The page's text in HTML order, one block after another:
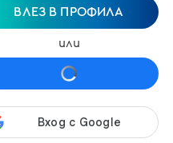
ВЛЕЗ В ПРОФИЛА
или